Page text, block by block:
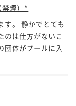
禁煙）*
す。 静かでとても
のは仕方がないこ
団体がプールに入